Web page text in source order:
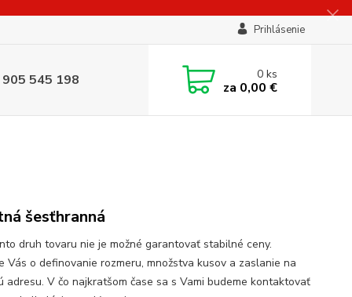
Prihlásenie
545 198 0ks
za 0,00 €
šesťhranná
druh tovaru nie je možné garantovať stabilné ceny.
Vás o definovanie rozmeru, množstva kusov a zaslanie na
adresu. V čo najkratšom čase sa s Vami budeme kontaktovať